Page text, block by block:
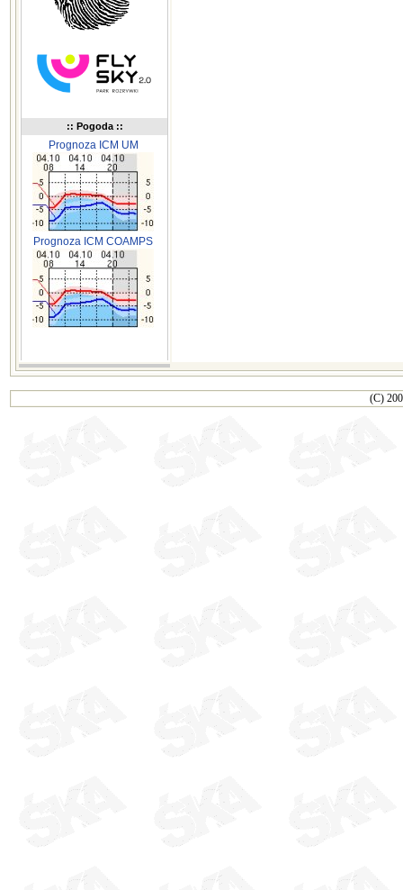
:: Pogoda ::
Prognoza ICM UM
Prognoza ICM COAMPS
(C)